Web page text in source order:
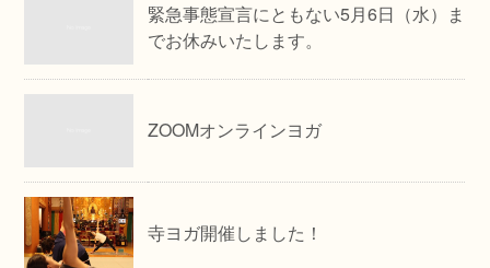
緊急事態宣言にともない5月6日（水）ま
でお休みいたします。
ZOOMオンラインヨガ
寺ヨガ開催しました！